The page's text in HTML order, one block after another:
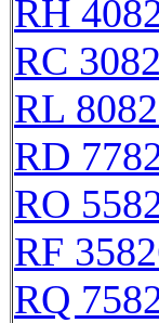
RH
RC
RL
RD
RO
RF
RQ